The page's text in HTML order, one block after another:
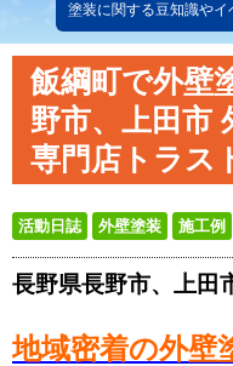
塗装に関する豆知識やイ
飯綱町で外壁
野市、上田市
専門店トラス
活動日誌 外壁塗装 施工例
長野県長野市、上田
地域密着の外壁